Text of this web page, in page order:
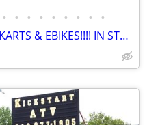
• • • • • • • • •
4 WHEELERS, DIRT BIKES, GO KARTS & EBIKES!!!! IN STOCK NOW!!!